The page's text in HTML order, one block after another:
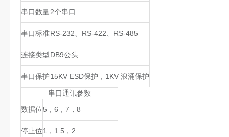
串口数量2个串口
串口标准RS-232、RS-422、RS-485
连接类型DB9公头
串口保护15KV ESD保护，1KV 浪涌保护
串口通讯参数
数据位5，6，7，8
停止位1，1.5，2